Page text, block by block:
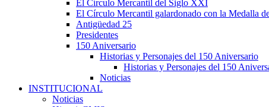
El Círculo Mercantil del Siglo XXI
El Círculo Mercantil galardonado con la Medalla
Antigüedad 25
Presidentes
150 Aniversario
Historias y Personajes del 150 Aniversario
Historias y Personajes del 150
Noticias
INSTITUCIONAL
Noticias